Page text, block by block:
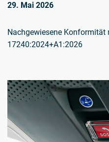
29. Mai 2026
Nachgewiesene Konformität
17240:2024+A1:2026